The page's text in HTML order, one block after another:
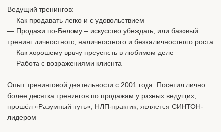
Ведущий тренингов:
— Как продавать легко и с удовольствием
— Продажи по-Белому – искусство убеждать, или базовый
тренинг личностного, наличностного и безналичностного роста
— Как хорошему врачу преуспеть в любимом деле
— Работа с возражениями клиента
Опыт тренинговой деятельности с 2001 года. Посетил лично
более десятка тренингов по продажам у разных ведущих,
прошёл «Разумный путь», НЛП-практик, является СИНТОН-
лидером.